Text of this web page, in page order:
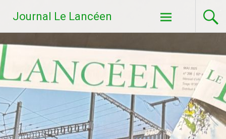
Journal Le Lancéen
Aller
au
contenu